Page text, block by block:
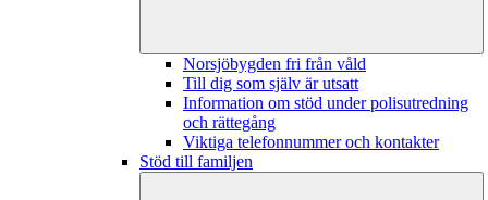
Norsjöbygden fri från våld
Till dig som själv är utsatt
Information om stöd under polisutredning
och rättegång
Viktiga telefonnummer och kontakter
Stöd till familjen